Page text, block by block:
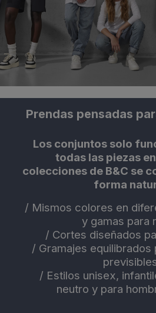
Prendas pensadas
Los conjuntos solo
todas las piezas
colecciones de B&C se
forma
/ Mismos colores en
y gamas para
/ Cortes diseñados
/ Gramajes equilibrados
/ Estilos unisex,
neutro y para